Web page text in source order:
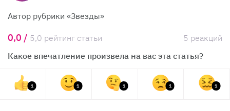
Автор рубрики «Звезды»
0,0 / 5,0 рейтинг статьи
5 реакций
Какое впечатление произвела на вас эта статья?
1 1 1 1 1